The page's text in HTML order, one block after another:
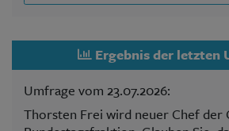
Ergebnis der letzten
Umfrage vom 23.07.2026:
Thorsten Frei wird neuer Chef der